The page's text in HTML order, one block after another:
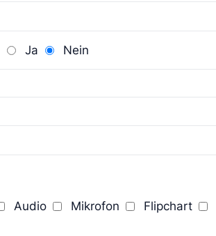
Ja Nein
Audio Mikrofon Flipchart